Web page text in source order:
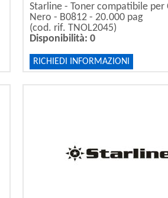
Starline - Toner compatibile per
Nero - B0812 - 20.000 pag
(cod. rif. TNOL2045)
Disponibilità: 0
RICHIEDI INFORMAZIONI